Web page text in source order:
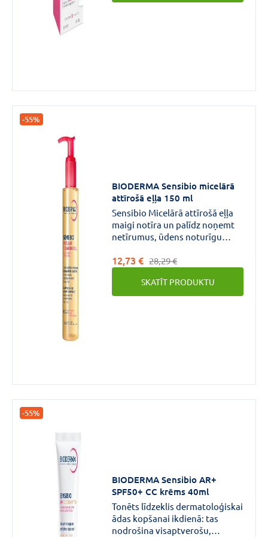
novājinātas, un tas izraisa
-55%
BIODERMA Sensibio micelārā
attīrošā eļļa 150 ml
Sensibio Micelārā attīrošā eļļa
maigi notīra un palīdz noņemt
netīrumus, ūdens noturīgu
aizsargfiltrus, saglabājot ādas
dabisko p.H.Rezultāti: āda ir
tīra, maiga, nomierināta un
atguvusi komfortu.
12,73 € 28,29 €
SKATĪT PRODUKTU
-55%
BIODERMA Sensibio AR+
SPF50+ CC krēms 40ml
Tonēts līdzeklis dermatoloģiskai
ādas kopšanai ikdienā: tas
nodrošina visaptverošu,